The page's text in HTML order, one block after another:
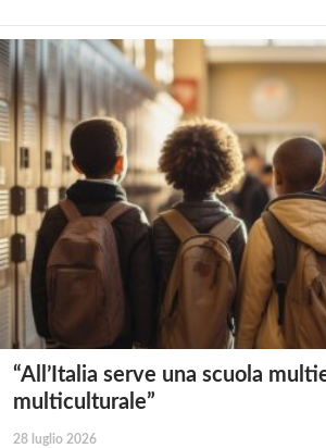
“All’Italia serve una scuola
multiculturale”
28 luglio 2026